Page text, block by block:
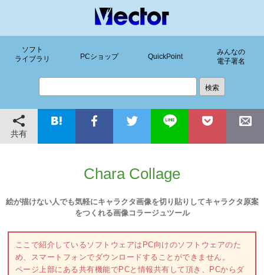
ソフト
ライブラリ
PCショップ QuickPoint
みんなの
電子署名
共有
Chara Collage
絵が描けない人でも気軽にキャラクタ画像を切り貼りしてキャラクタ原案
をつくれる画像コラージュツール
ここで紹介しているソフトウェアはPC向けのソフトウェアのた
め、スマートフォンでダウンロードすることができません。
ページ上部にある共有機能でPCと情報共有して頂き、PCからダ